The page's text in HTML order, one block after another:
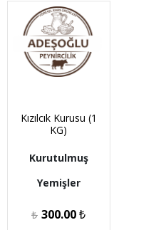
Kızılcık Kurusu (1
KG)
Kurutulmuş
Yemişler
₺ 300.00₺